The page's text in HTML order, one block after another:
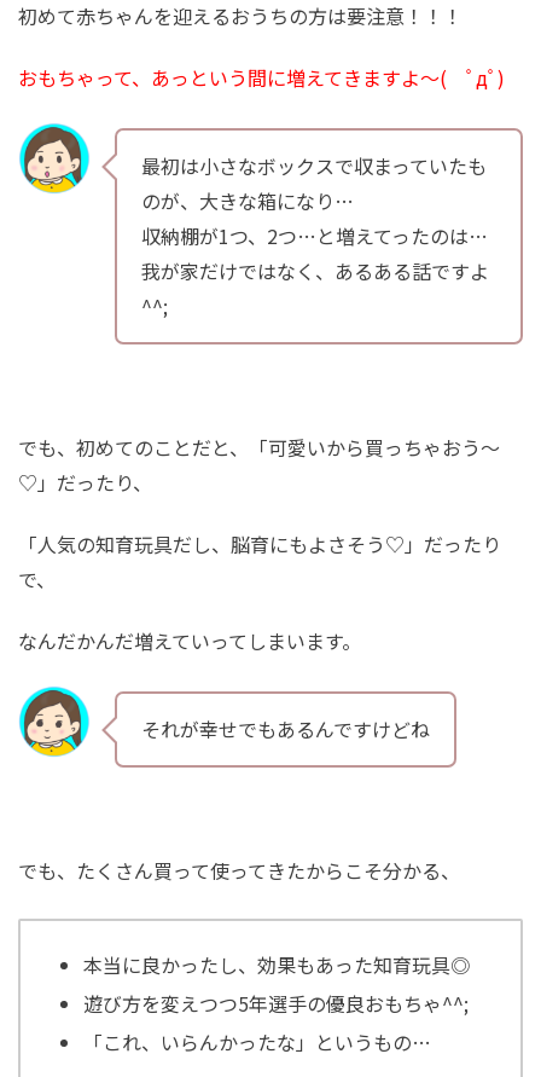
初めて赤ちゃんを迎えるおうちの方は要注意！！！
おもちゃって、あっという間に増えてきますよ〜( ﾟдﾟ)
最初は小さなボックスで収まっていたも
のが、大きな箱になり…
収納棚が1つ、2つ…と増えてったのは…
我が家だけではなく、あるある話ですよ
^^;
でも、初めてのことだと、「可愛いから買っちゃおう〜
♡」だったり、
「人気の知育玩具だし、脳育にもよさそう♡」だったり
で、
なんだかんだ増えていってしまいます。
それが幸せでもあるんですけどね
でも、たくさん買って使ってきたからこそ分かる、
本当に良かったし、効果もあった知育玩具◎
遊び方を変えつつ5年選手の優良おもちゃ^^;
「これ、いらんかったな」というもの…